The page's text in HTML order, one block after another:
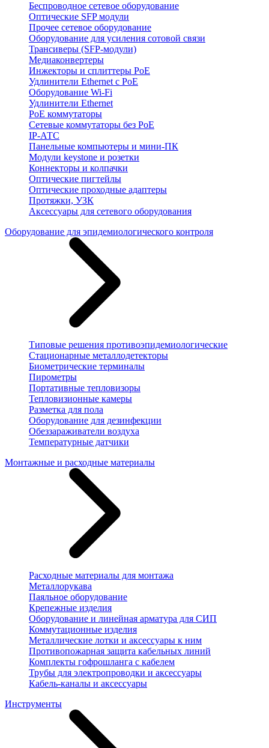
Беспроводное сетевое оборудование
Оптические SFP модули
Прочее сетевое оборудование
Оборудование для усиления сотовой связи
Трансиверы (SFP-модули)
Медиаконвертеры
Инжекторы и сплиттеры PoE
Удлинители Ethernet с PoE
Оборудование Wi-Fi
Удлинители Ethernet
PoE коммутаторы
Сетевые коммутаторы без PoE
IP-АТС
Панельные компьютеры и мини-ПК
Модули keystone и розетки
Коннекторы и колпачки
Оптические пигтейлы
Оптические проходные адаптеры
Протяжки, УЗК
Аксессуары для сетевого оборудования
Оборудование для эпидемиологического контроля
Типовые решения противоэпидемиологические
Стационарные металлодетекторы
Биометрические терминалы
Пирометры
Портативные тепловизоры
Тепловизионные камеры
Разметка для пола
Оборудование для дезинфекции
Обеззараживатели воздуха
Температурные датчики
Монтажные и расходные материалы
Расходные материалы для монтажа
Металлорукава
Паяльное оборудование
Крепежные изделия
Оборудование и линейная арматура для СИП
Коммутационные изделия
Металлические лотки и аксессуары к ним
Противопожарная защита кабельных линий
Комплекты гофрошланга с кабелем
Трубы для электропроводки и аксессуары
Кабель-каналы и аксессуары
Инструменты